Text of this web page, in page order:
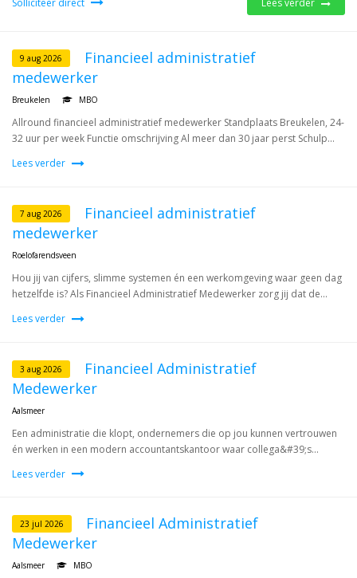
Lees verder
9 aug 2026
Financieel administratief
medewerker
Breukelen MBO
Allround financieel administratief medewerker Standplaats Breukelen, 24-
32 uur per week Functie omschrijving Al meer dan 30 jaar perst Schulp...
Lees verder
7 aug 2026
Financieel administratief
medewerker
Roelofarendsveen
Hou jij van cijfers, slimme systemen én een werkomgeving waar geen dag
hetzelfde is? Als Financieel Administratief Medewerker zorg jij dat de...
Lees verder
3 aug 2026
Financieel Administratief
Medewerker
Aalsmeer
Een administratie die klopt, ondernemers die op jou kunnen vertrouwen
én werken in een modern accountantskantoor waar collega&#39;s...
Lees verder
23 jul 2026
Financieel Administratief
Medewerker
Aalsmeer MBO